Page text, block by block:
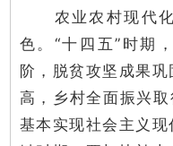
农业农村现代化
色。“十四五”时期
阶，脱贫攻坚成果
高，乡村全面振兴
基本实现社会主义